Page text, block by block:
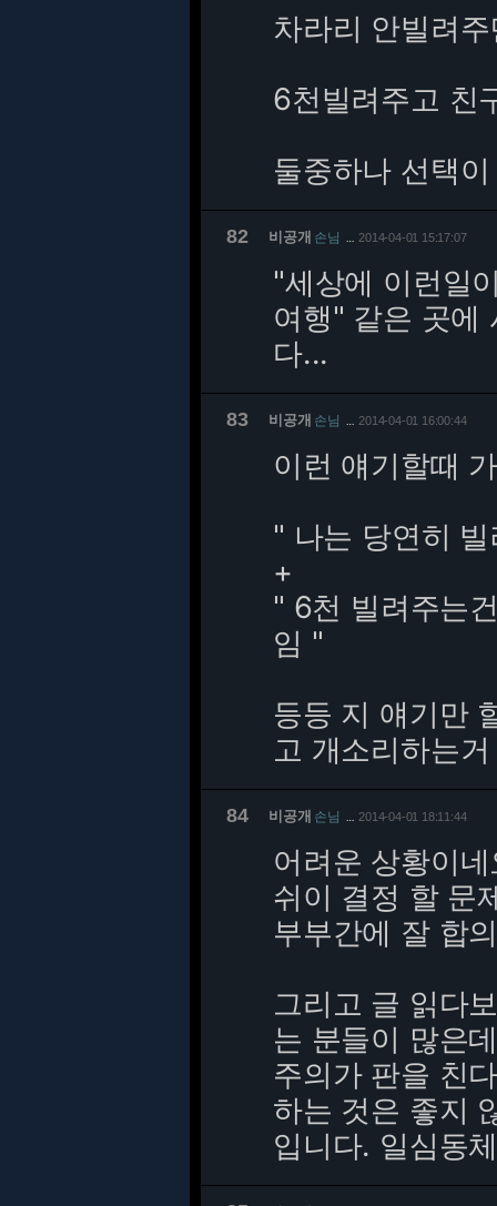
차라리 안빌려
6천빌려주고 친
둘중하나 선택
82 비공개 손님 2014-04-01 15:17:07
"세상에 이런일
여행" 같은 곳에
다...
83 비공개 손님 2014-04-01 16:00:44
이런 얘기할때
" 나는 당연히
+
" 6천 빌려주는
임 "
등등 지 얘기만
고 개소리하는거
84 비공개 손님 2014-04-01 18:11:44
어려운 상황이
쉬이 결정 할 문
부부간에 잘 합
그리고 글 읽다
는 분들이 많은
주의가 판을 친
하는 것은 좋지
입니다. 일심동